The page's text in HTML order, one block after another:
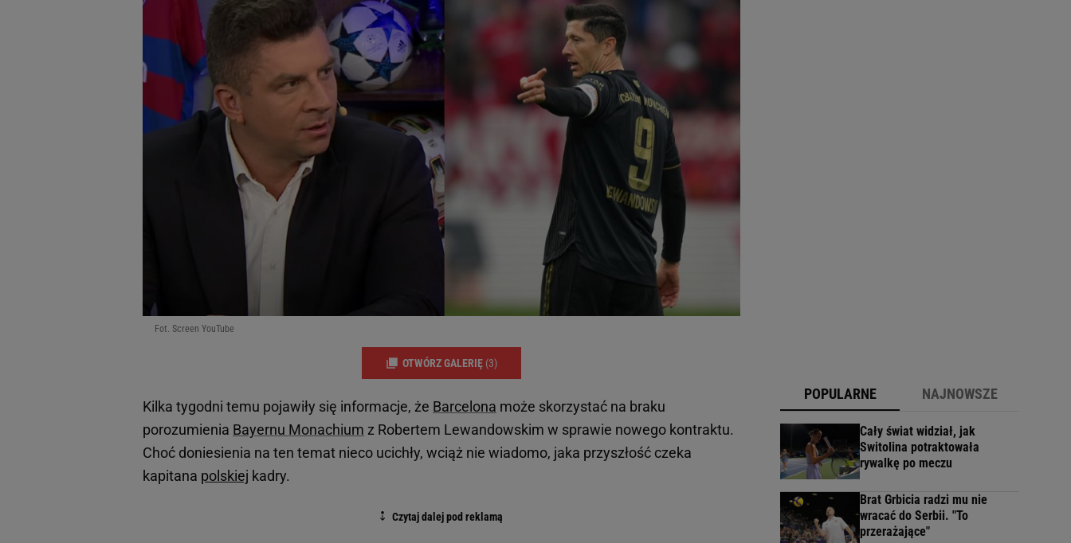
Fot. Screen YouTube
OTWÓRZ GALERIĘ (3)
Kilka tygodni temu pojawiły się informacje, że Barcelona może skorzystać na braku
porozumienia Bayernu Monachium z Robertem Lewandowskim w sprawie nowego kontraktu.
Choć doniesienia na ten temat nieco ucichły, wciąż nie wiadomo, jaka przyszłość czeka
kapitana polskiej kadry.
POPULARNE NAJNOWSZE
Cały świat widział, jak
Switolina potraktowała
rywalkę po meczu
Brat Grbicia radzi mu nie
wracać do Serbii. "To
przerażające"